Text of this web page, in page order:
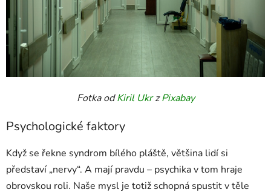
Fotka odKiril UkrzPixabay
Psychologické faktory
Když se řekne syndrom bílého pláště, většina lidí si
představí „nervy“. A mají pravdu – psychika v tom hraje
obrovskou roli. Naše mysl je totiž schopná spustit v těle